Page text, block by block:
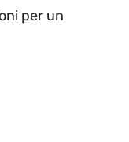
per un